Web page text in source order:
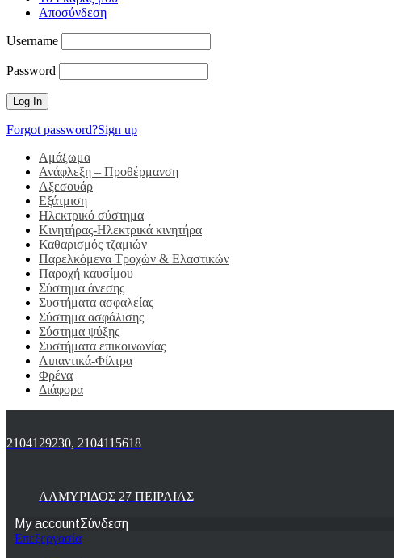
Αποσύνδεση
Username
Password
Forgot password?Sign up
Αμάξωμα
Ανάφλεξη – Προθέρμανση
Αξεσουάρ
Εξάτμιση
Ηλεκτρικό σύστημα
Κινητήρας-Ηλεκτρικά κινητήρα
Καθαρισμός τζαμιών
Παρελκόμενα Τροχών & Ελαστικών
Παροχή καυσίμου
Σύστημα άνεσης
Συστήματα ασφαλείας
Σύστημα ασφάλισης
Σύστημα ψύξης
Συστήματα επικοινωνίας
Λιπαντικά-Φίλτρα
Φρένα
Διάφορα
2104129230, 2104115618
ΑΛΜΥΡΙΔΟΣ 27 ΠΕΙΡΑΙΑΣ
My accountΣύνδεση
Επεξεργασία